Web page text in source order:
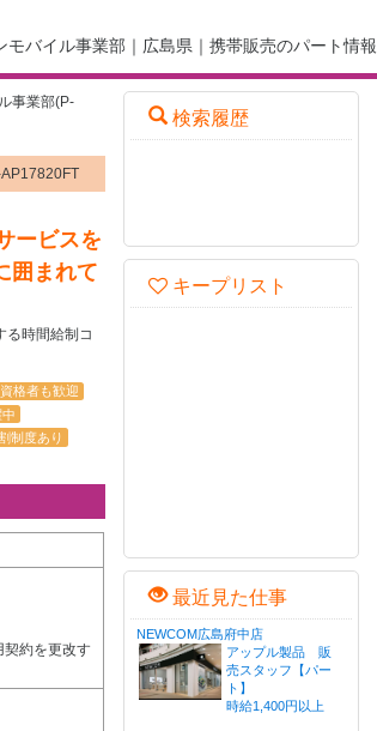
モバイル事業部｜広島県｜携帯販売のパート情報
事業部(P-
ービスを
囲まれて
る時間給制コ
格者も歓迎
制度あり
契約を更改す
検索履歴
キープリスト
最近見た仕事
NEWCOM広島府中店
アップル製品 販
売スタッフ【パー
ト】
時給1,400円以上